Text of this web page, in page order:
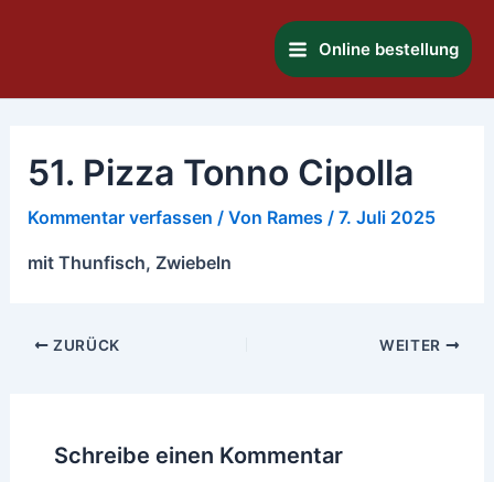
Main
Menu
Online bestellung
51. Pizza Tonno Cipolla
Kommentar verfassen / Von Rames / 7. Juli 2025
mit Thunfisch, Zwiebeln
ZURÜCK WEITER
Schreibe einen Kommentar